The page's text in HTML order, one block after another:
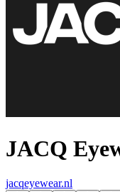
JACQ
jacqeyewear.nl